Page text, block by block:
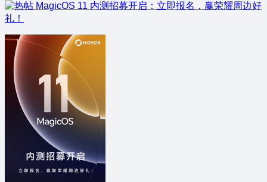
MagicOS 11 内测招募开启：立即报名，赢荣耀周边好
礼！